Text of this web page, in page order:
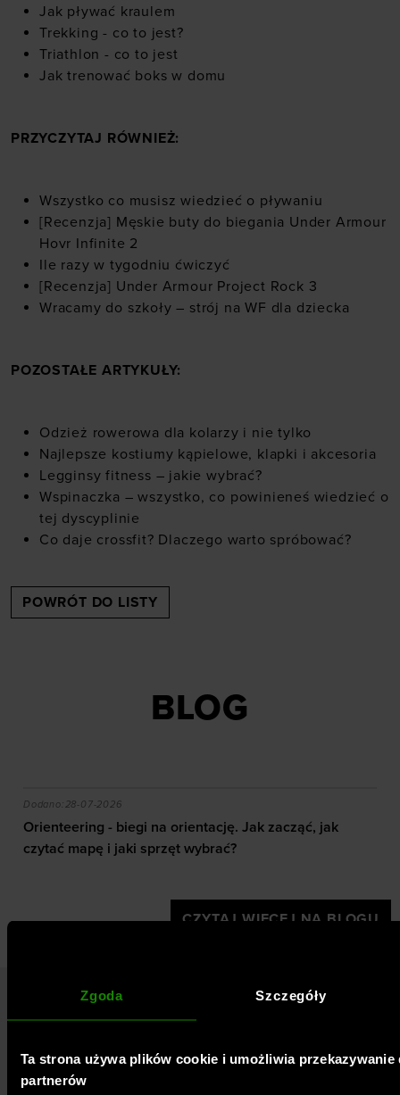
Zgoda Szczegóły
Ta strona używa plików cookie i umożliwia
partnerów
Jak pływać kraulem
Trekking - co to jest?
Triathlon - co to jest
Jak trenować boks w domu
PRZYCZYTAJ RÓWNIEŻ:
Wszystko co musisz wiedzieć o pływaniu
[Recenzja] Męskie buty do biegania Under Armour
Hovr Infinite 2
Ile razy w tygodniu ćwiczyć
[Recenzja] Under Armour Project Rock 3
Wracamy do szkoły – strój na WF dla dziecka
POZOSTAŁE ARTYKUŁY:
Odzież rowerowa dla kolarzy i nie tylko
Najlepsze kostiumy kąpielowe, klapki i akcesoria
Legginsy fitness – jakie wybrać?
Wspinaczka – wszystko, co powinieneś wiedzieć o
tej dyscyplinie
Co daje crossfit? Dlaczego warto spróbować?
POWRÓT DO LISTY
BLOG
efekty daje trening?
Orienteering - biegi na orientację. Jak zacząć, jak
Dodano:28-07-2026
Orienteering - biegi na orientację. Jak zacząć, jak
czytać mapę i jaki sprzęt wybrać?
CZYTAJ WIĘCEJ NA BLOGU
ZNAJDŹ NAS